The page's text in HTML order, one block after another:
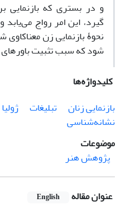
و در بستری که بازنمایی
گیرد، این امر رواج
نحوۀ بازنمایی زن
شود که سبب تثبیت
کلیدواژه‌ها
بازنمایی زنان
تبلیغات
نشانه‌شناسی
موضوعات
پژوهش هنر
عنوان مقاله English